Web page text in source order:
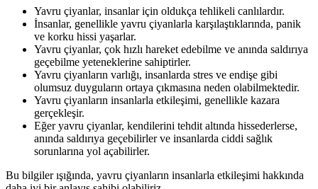
Yavru çiyanlar, insanlar için oldukça tehlikeli canlılardır.
İnsanlar, genellikle yavru çiyanlarla karşılaştıklarında, panik
ve korku hissi yaşarlar.
Yavru çiyanlar, çok hızlı hareket edebilme ve anında saldırıya
geçebilme yeteneklerine sahiptirler.
Yavru çiyanların varlığı, insanlarda stres ve endişe gibi
olumsuz duyguların ortaya çıkmasına neden olabilmektedir.
Yavru çiyanların insanlarla etkileşimi, genellikle kazara
gerçekleşir.
Eğer yavru çiyanlar, kendilerini tehdit altında hissederlerse,
anında saldırıya geçebilirler ve insanlarda ciddi sağlık
sorunlarına yol açabilirler.
Bu bilgiler ışığında, yavru çiyanların insanlarla etkileşimi hakkında